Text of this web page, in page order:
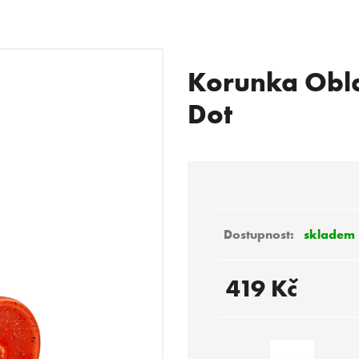
Korunka
Dot
skladem
419 Kč
POTŘEBUJETE NAJÍT?